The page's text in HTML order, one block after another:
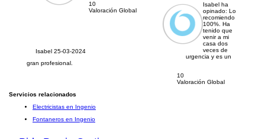
10
Valoración Global
Isabel 25-03-2024
Isabel ha
opinado:Lo
recomiendo
100%. Ha
tenido que
venir a mi
casa dos
veces de
urgencia y es un
gran profesional.
10
Valoración Global
Servicios relacionados
Electricistas en Ingenio
Fontaneros en Ingenio